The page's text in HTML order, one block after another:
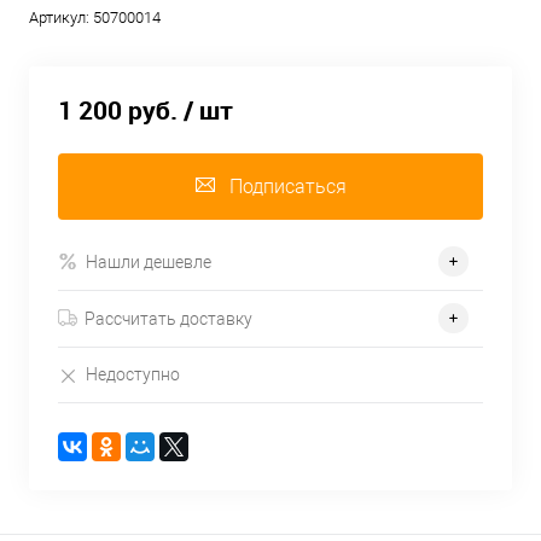
Артикул: 50700014
1 200 руб. / шт
Подписаться
Нашли дешевле
Рассчитать доставку
Недоступно